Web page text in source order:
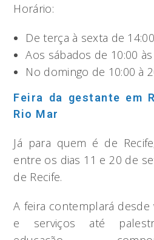
Horário:
De terça à sexta de
Aos sábados de 10:00
No domingo de 10:00 à
Feira da gestante em
Rio Mar
Já para quem é de
entre os dias 11 e 20 de
de Recife.
A feira contemplará
e serviços até